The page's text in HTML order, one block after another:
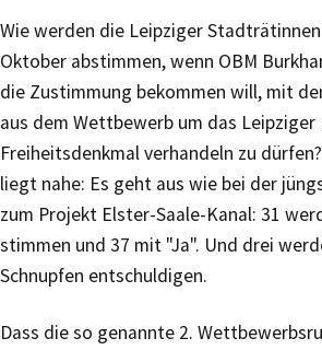
Wie werden die Leipziger
Oktober abstimmen, wenn OBM
die Zustimmung bekommen will, mit
aus dem Wettbewerb um das Leipziger
Freiheitsdenkmal verhandeln zu
liegt nahe: Es geht aus wie bei der
zum Projekt Elster-Saale-Kanal: 31
stimmen und 37 mit "Ja". Und drei
Schnupfen entschuldigen.
Dass die so genannte 2.